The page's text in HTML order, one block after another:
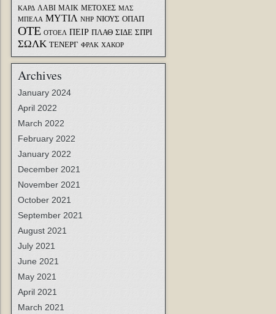
ΚΑΡΔ ΛΑΒΙ ΜΑΙΚ ΜΕΤΟΧΕΣ ΜΛΣ
ΜΠΕΛΑ ΜΥΤΙΛ ΝΗΡ ΝΙΟΥΣ ΟΠΑΠ
ΟΤΕ ΟΤΟΕΛ ΠΕΙΡ ΠΛΑΘ ΣΙΔΕ ΣΠΡΙ
ΣΩΛΚ ΤΕΝΕΡΓ ΦΡΛΚ ΧΑΚΟΡ
Archives
January 2024
April 2022
March 2022
February 2022
January 2022
December 2021
November 2021
October 2021
September 2021
August 2021
July 2021
June 2021
May 2021
April 2021
March 2021